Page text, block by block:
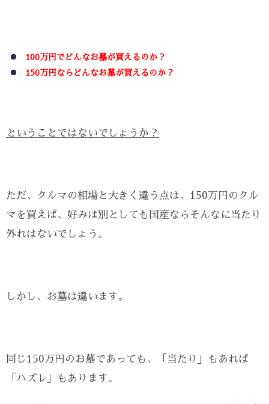
100万円でどんなお墓が買えるのか？
150万円ならどんなお墓が買えるのか？
ということではないでしょうか？
ただ、クルマの相場と大きく違う点は、150万円のクル
マを買えば、好みは別としても国産ならそんなに当たり
外れはないでしょう。
しかし、お墓は違います。
同じ150万円のお墓であっても、「当たり」もあれば
「ハズレ」もあります。